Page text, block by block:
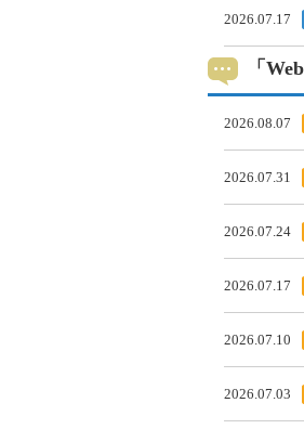
2026.07.17
「
2026.08.07
2026.07.31
2026.07.24
2026.07.17
2026.07.10
2026.07.03